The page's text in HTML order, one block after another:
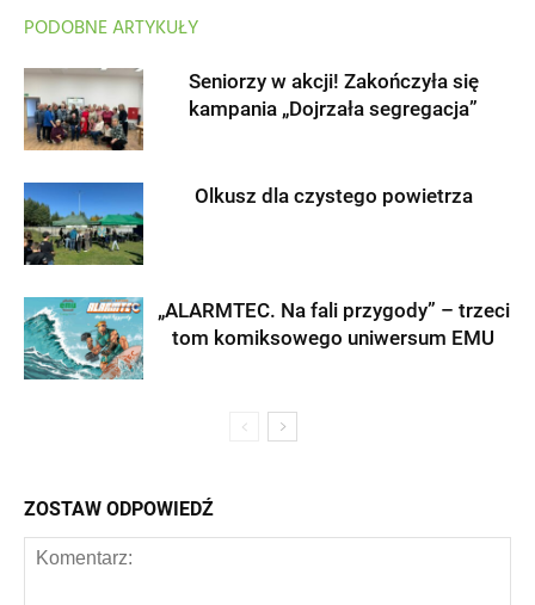
PODOBNE ARTYKUŁY
Seniorzy w akcji! Zakończyła się
kampania „Dojrzała segregacja”
Olkusz dla czystego powietrza
„ALARMTEC. Na fali przygody” – trzeci
tom komiksowego uniwersum EMU
ZOSTAW ODPOWIEDŹ